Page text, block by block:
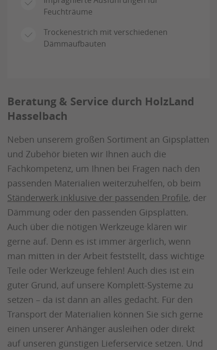
Feuchträume
Trockenestrich mit verschiedenen
Dämmaufbauten
Beratung & Service durch HolzLand
Hasselbach
Neben unserem großen Sortiment an Gipsplatten
und Zubehör bieten wir Ihnen auch die
Fachkompetenz, um Ihnen bei Fragen nach den
passenden Materialien weiterzuhelfen, ob beim
Ständerwerk inklusive der passenden Profile, der
Dämmung oder den passenden Gipsplatten.
Auch über die nötigen Werkzeuge klären wir
gerne auf. Denn es ist immer ärgerlich, wenn
man mitten in der Arbeit feststellt, dass wichtige
Teile oder Werkzeuge fehlen! Auch dies ist ein
guter Grund, auf unsere Komplett-Systeme zu
setzen – da ist dann an alles gedacht. Für den
Transport der Materialien können Sie sich gerne
einen unserer Anhänger ausleihen oder direkt
auf unseren günstigen Lieferservice setzen. Und